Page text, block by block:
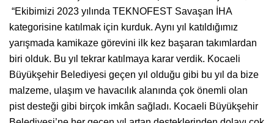
“Ekibimizi 2023 yılında TEKNOFEST Savaşan İHA
kategorisine katılmak için kurduk. Aynı yıl katıldığımız
yarışmada kamikaze görevini ilk kez başaran takımlardan
biri olduk. Bu yıl tekrar katılmaya karar verdik. Kocaeli
Büyükşehir Belediyesi geçen yıl olduğu gibi bu yıl da bize
malzeme, ulaşım ve havacılık alanında çok önemli olan
pist desteği gibi birçok imkân sağladı. Kocaeli Büyükşehir